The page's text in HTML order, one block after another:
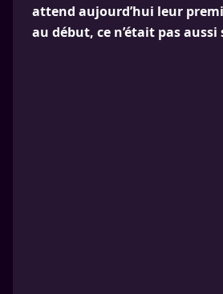
attend aujourd’hui leur
au début, ce n’était pas aussi